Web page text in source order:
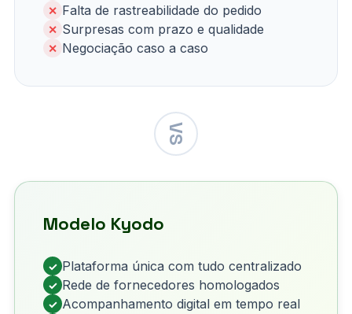
✕ Falta de rastreabilidade do pedido
✕ Surpresas com prazo e qualidade
✕ Negociação caso a caso
VS
Modelo Kyodo
✓ Plataforma única com tudo centralizado
✓ Rede de fornecedores homologados
✓ Acompanhamento digital em tempo real